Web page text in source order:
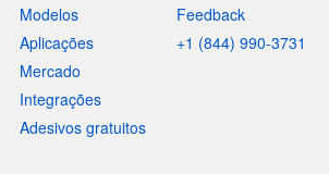
Modelos
Aplicações
Mercado
Integrações
Adesivos gratuitos
Feedback
+1 (844) 990-3731